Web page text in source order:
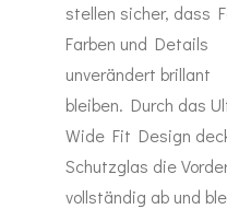
stellen sicher, dass
Farben und Details
unverändert brillant
bleiben. Durch das
Wide Fit Design
Schutzglas die
vollständig ab und